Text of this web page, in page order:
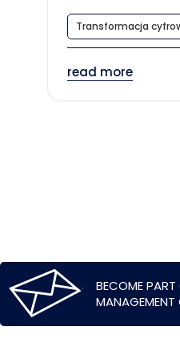
Transformacja
read more
BECOME PART